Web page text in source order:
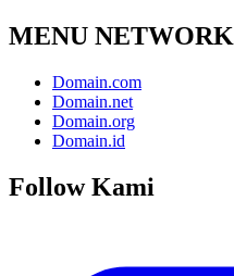
MENU NETWORK
Domain.com
Domain.net
Domain.org
Domain.id
Follow Kami